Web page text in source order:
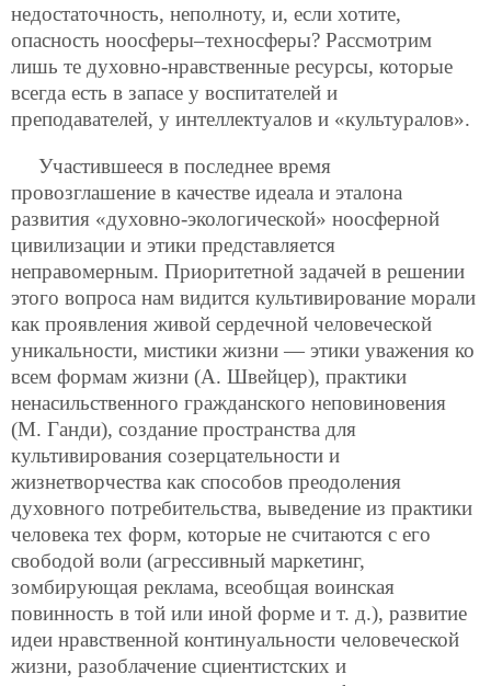
недостаточность, неполноту, и, если хотите,
опасность ноосферы–техносферы? Рассмотрим
лишь те духовно-нравственные ресурсы, которые
всегда есть в запасе у воспитателей и
преподавателей, у интеллектуалов и «культуралов».
Участившееся в последнее время
провозглашение в качестве идеала и эталона
развития «духовно-экологической» ноосферной
цивилизации и этики представляется
неправомерным. Приоритетной задачей в решении
этого вопроса нам видится культивирование морали
как проявления живой сердечной человеческой
уникальности, мистики жизни — этики уважения ко
всем формам жизни (А. Швейцер), практики
ненасильственного гражданского неповиновения
(М. Ганди), создание пространства для
культивирования созерцательности и
жизнетворчества как способов преодоления
духовного потребительства, выведение из практики
человека тех форм, которые не считаются с его
свободой воли (агрессивный маркетинг,
зомбирующая реклама, всеобщая воинская
повинность в той или иной форме и т. д.), развитие
идеи нравственной континуальности человеческой
жизни, разоблачение сциентистских и